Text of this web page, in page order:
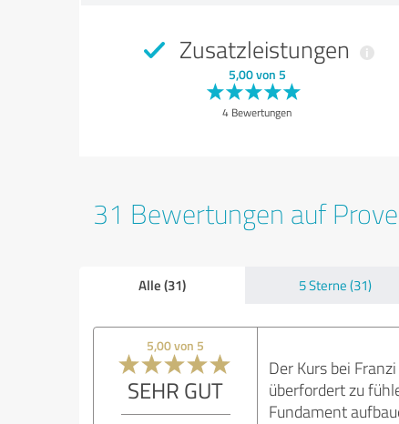
Zusatzleistungen
5,00 von 5
4 Bewertungen
31 Bewertungen auf
Alle (31) 5 Sterne (31)
5,00 von 5
SEHR GUT
Der Kurs bei
überfordert zu
Fundament